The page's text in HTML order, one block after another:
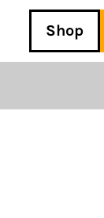
Shop